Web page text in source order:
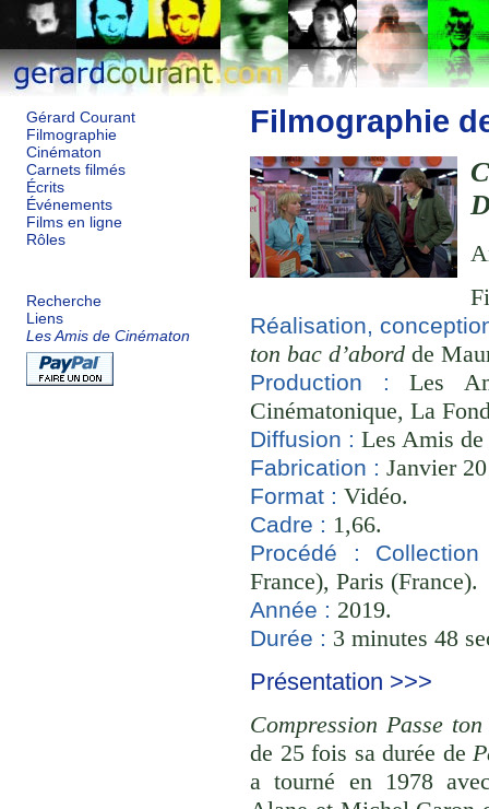
Gérard Courant
Filmographie
Cinématon
Carnets filmés
Écrits
Événements
Films en ligne
Rôles
Recherche
Liens
Les Amis de Cinématon
Filmographie
Réalisation,
ton bac d’abord de
Production :
Les
Cinématonique, La
Diffusion : Les Amis
Fabrication : Janvier
Format : Vidéo.
Cadre : 1,66.
Procédé :
France), Paris (France).
Année : 2019.
Durée : 3 minutes 48
Présentation >>>
Compression Passe
de 25 fois sa durée de
a tourné en 1978